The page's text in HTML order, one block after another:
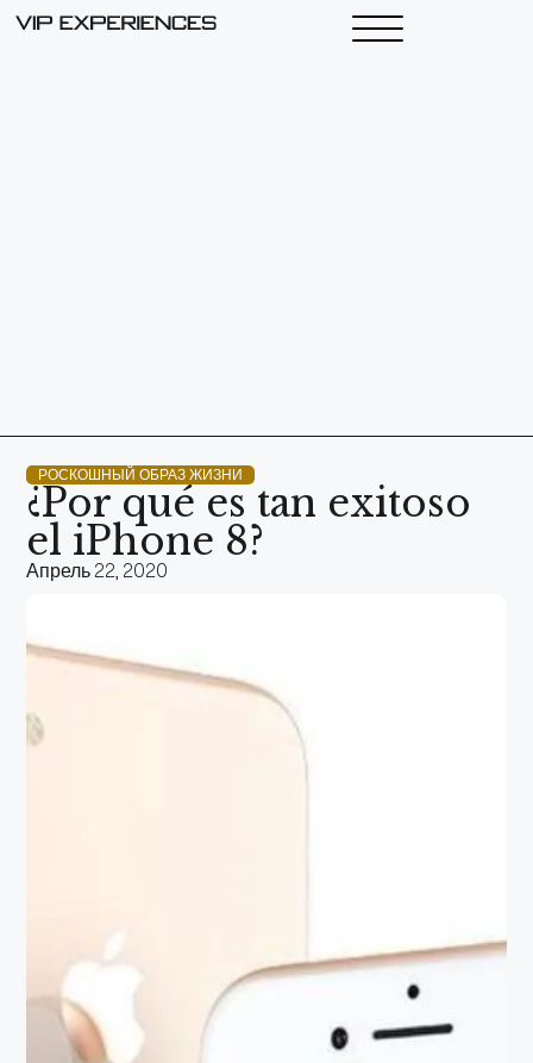
РОСКОШНЫЙ ОБРАЗ ЖИЗНИ
¿Por qué es tan exitoso
el iPhone 8?
Апрель 22, 2020